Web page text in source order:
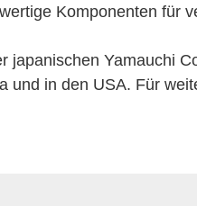
Komponenten für
japanischen Yamauchi
und in den USA. Für